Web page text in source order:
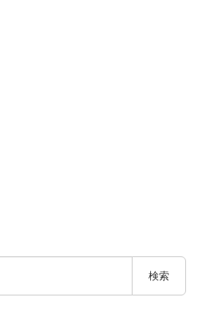
検索